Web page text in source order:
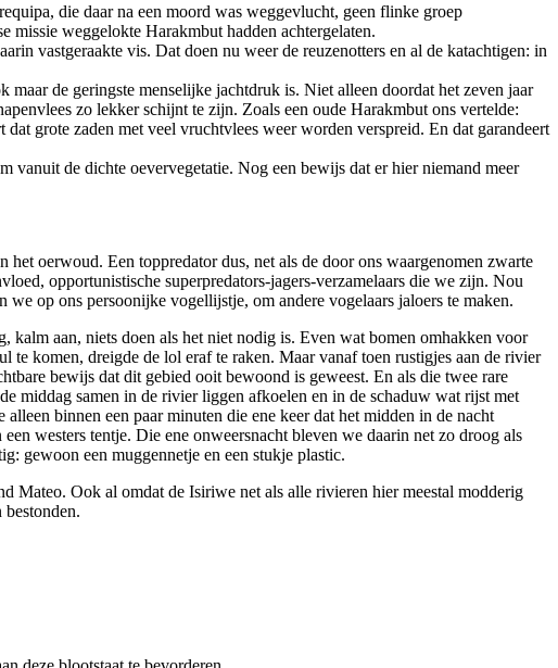
die daar na een moord was weggevlucht, geen flinke groep
missie weggelokte Harakmbut hadden achtergelaten.
vastgeraakte vis. Dat doen nu weer de reuzenotters en al de katachtigen: in
de geringste menselijke jachtdruk is. Niet alleen doordat het zeven jaar
zo lekker schijnt te zijn. Zoals een oude Harakmbut ons vertelde:
grote zaden met veel vruchtvlees weer worden verspreid. En dat garandeert
vanuit de dichte oevervegetatie. Nog een bewijs dat er hier niemand meer
oerwoud. Een toppredator dus, net als de door ons waargenomen zwarte
opportunistische superpredators-jagers-verzamelaars die we zijn. Nou
op ons persoonijke vogellijstje, om andere vogelaars jaloers te maken.
kalm aan, niets doen als het niet nodig is. Even wat bomen omhakken voor
komen, dreigde de lol eraf te raken. Maar vanaf toen rustigjes aan de rivier
bewijs dat dit gebied ooit bewoond is geweest. En als die twee rare
middag samen in de rivier liggen afkoelen en in de schaduw wat rijst met
binnen een paar minuten die ene keer dat het midden in de nacht
westers tentje. Die ene onweersnacht bleven we daarin net zo droog als
gewoon een muggennetje en een stukje plastic.
Mateo. Ook al omdat de Isiriwe net als alle rivieren hier meestal modderig